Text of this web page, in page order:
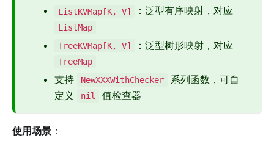
ListKVMap[K, V]
：泛型有序映射，对应
ListMap
TreeKVMap[K, V]
：泛型树形映射，对应
TreeMap
支持 NewXXXWithChecker
系列函数，可自
定义
nil 值检查器
使用场景 ：